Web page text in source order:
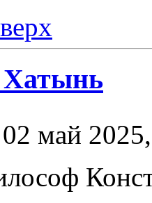
Хатынь
май